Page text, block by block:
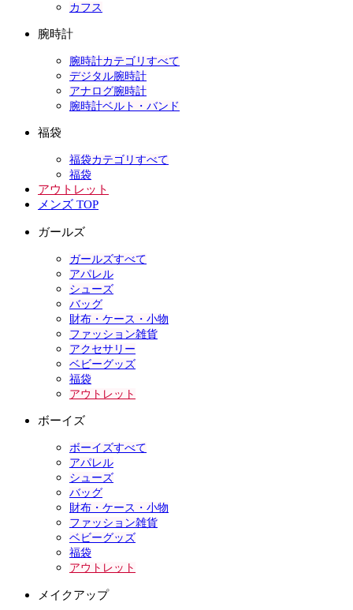
カフス
腕時計
腕時計カテゴリすべて
デジタル腕時計
アナログ腕時計
腕時計ベルト・バンド
福袋
福袋カテゴリすべて
福袋
アウトレット
メンズ TOP
ガールズ
ガールズすべて
アパレル
シューズ
バッグ
財布・ケース・小物
ファッション雑貨
アクセサリー
ベビーグッズ
福袋
アウトレット
ボーイズ
ボーイズすべて
アパレル
シューズ
バッグ
財布・ケース・小物
ファッション雑貨
ベビーグッズ
福袋
アウトレット
メイクアップ